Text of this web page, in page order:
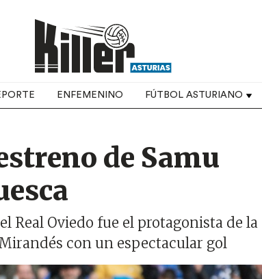
ENFEMENINO FÚTBOL ASTURIANO
de Samu
Real Oviedo fue el protagonista de la
con un espectacular gol